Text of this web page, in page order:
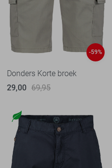
-59%
Donders Korte broek
29,00 69,95